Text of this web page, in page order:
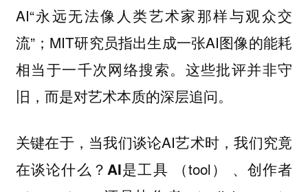
AI“永远无法像人类艺术家那样与观众交
流”；MIT研究员指出生成一张AI图像的能耗
相当于一千次网络搜索。这些批评并非守
旧，而是对艺术本质的深层追问。
关键在于，当我们谈论AI艺术时，我们究竟
在谈论什么？ AI是工具 （tool） 、创作者